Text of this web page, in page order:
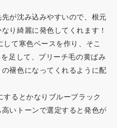
が沈み込みやすいので、根元
り綺麗に発色してくれます！
て寒色ベースを作り、そこ
足して、ブリーチ毛の黄ばみ
褪色になってくれるように配
るとかなりブルーブラック
いトーンで選定すると発色が